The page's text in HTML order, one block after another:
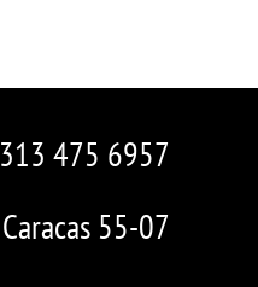
313 475 6957
55-07